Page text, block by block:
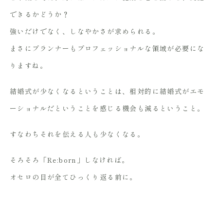
できるかどうか？
強いだけでなく、しなやかさが求められる。
まさにプランナーもプロフェッショナルな領域が必要にな
りますね。
結婚式が少なくなるということは、相対的に結婚式がエモ
ーショナルだということを感じる機会も減るということ。
すなわちそれを伝える人も少なくなる。
そろそろ「Re:born」しなければ。
オセロの目が全てひっくり返る前に。